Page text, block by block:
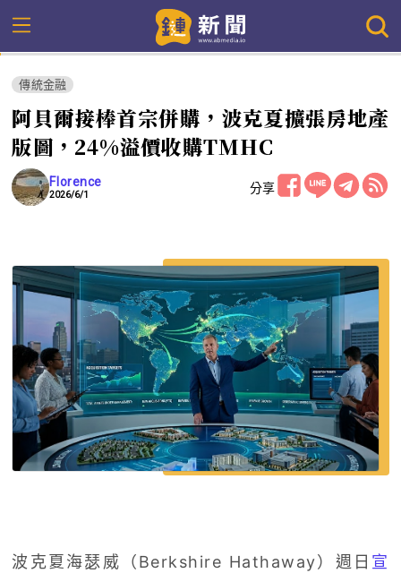
傳統金融
阿貝爾接棒首宗併購，波克夏擴張房地產
版圖，24%溢價收購TMHC
Florence
2026/6/1 分享
波克夏海瑟威（Berkshire Hathaway）週日 宣